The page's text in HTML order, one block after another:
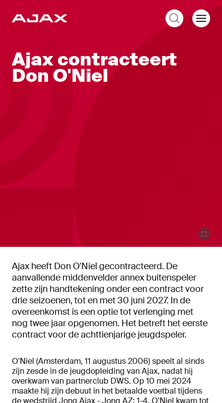
Ajax contracteert
Don O'Niel
Ajax heeft Don O'Niel gecontracteerd. De
aanvallende middenvelder annex buitenspeler
zette zijn handtekening onder een contract voor
drie seizoenen, tot en met 30 juni 2027. In de
overeenkomst is een optie tot verlenging met
nog twee jaar opgenomen. Het betreft het eerste
contract voor de achttienjarige jeugdspeler.
O'Niel (Amsterdam, 11 augustus 2006) speelt al sinds
zijn zesde in de jeugdopleiding van Ajax, nadat hij
overkwam van partnerclub DWS. Op 10 mei 2024
maakte hij zijn debuut in het betaalde voetbal tijdens